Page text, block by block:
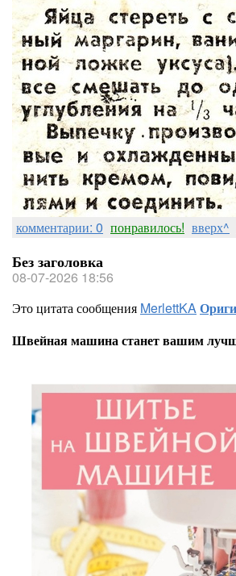
комментарии: 0 понравилось! вверх^
Без заголовка
08-07-2026 18:56
Это цитата сообщения MerlettKA
Швейная машина станет вашим